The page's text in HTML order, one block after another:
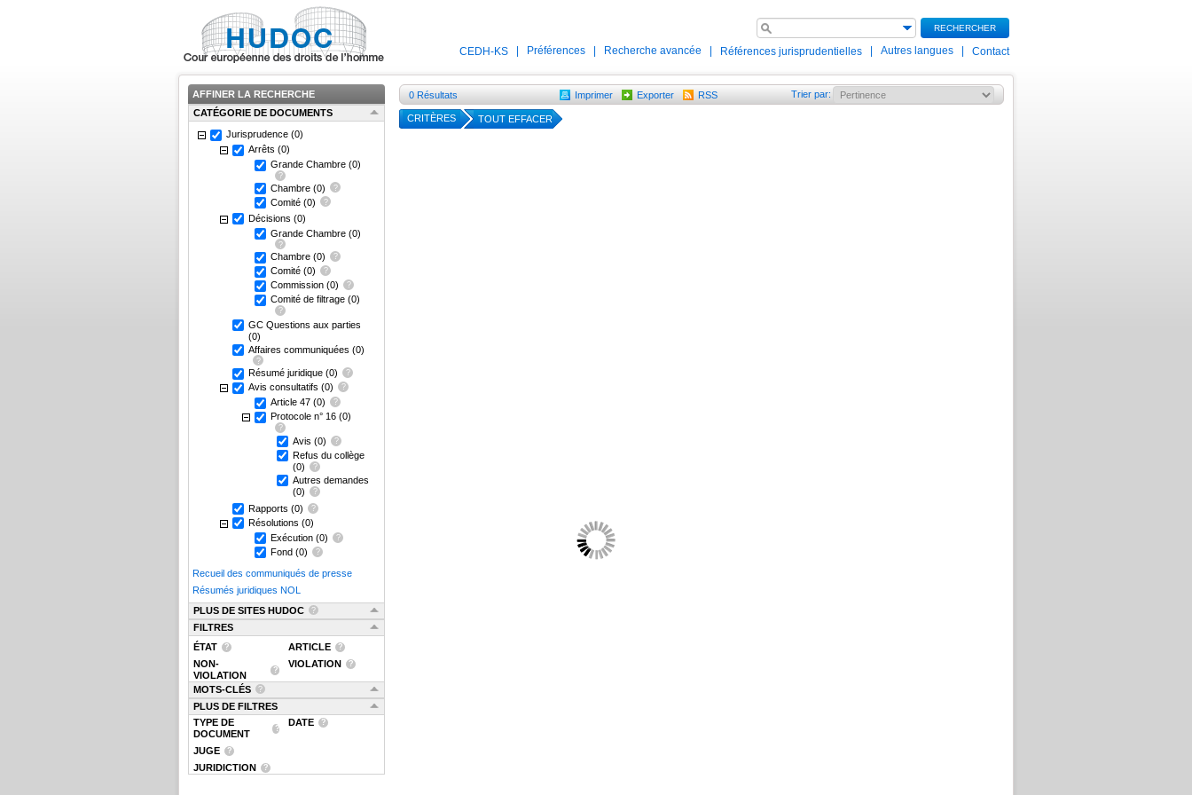
RECHERCHER
CEDH-KS Préférences Recherche avancée Références jurisprudentielles Autres langues Contact
AFFINER LA RECHERCHE
CATÉGORIE DE DOCUMENTS
Jurisprudence (0)
Arrêts (0)
Grande Chambre (0)
Chambre (0)
Comité (0)
Décisions (0)
Grande Chambre (0)
Chambre (0)
Comité (0)
Commission (0)
Comité de filtrage (0)
GC Questions aux parties
(0)
Affaires communiquées (0)
Résumé juridique (0)
Avis consultatifs (0)
Article 47 (0)
Protocole n° 16 (0)
Avis (0)
Refus du collège
(0)
Autres demandes
(0)
Rapports (0)
Résolutions (0)
Exécution (0)
Fond (0)
Recueil des communiqués de presse
Résumés juridiques NOL
PLUS DE SITES HUDOC
FILTRES
ÉTAT
ARTICLE
NON-
VIOLATION
VIOLATION
MOTS-CLÉS
PLUS DE FILTRES
TYPE DE
DOCUMENT
DATE
JUGE
JURIDICTION
0 Résultats Imprimer Exporter RSS Trier par:
CRITÈRES TOUT EFFACER